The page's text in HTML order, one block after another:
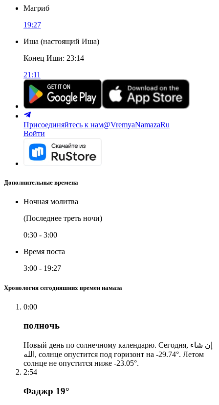
Магриб
19:27
Иша (настоящий Иша)
Конец Иши: 23:14
21:11
Присоединяйтесь к нам@VremyaNamazaRu
Войти
Дополнительные времена
Ночная молитва
(Последнее треть ночи)
0:30 - 3:00
Время поста
3:00 - 19:27
Хронология сегодняшних времен намаза
0:00
полночь
Новый день по солнечному календарю. Сегодня, إن شاء
الله, солнце опустится под горизонт на -29.74°. Летом
солнце не опустится ниже -23.05°.
2:54
Фаджр 19°